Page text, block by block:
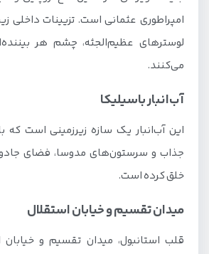
امپراطوری عثمانی است. تزیینات داخلی
لوسترهای عظیم‌الجثه، چشم هر
می‌کنند.
آب‌انبار باسیلیکا
این آب‌انبار یک سازه زیرزمینی است
جذاب و سرستون‌های مدوسا، فضای
خلق کرده است.
میدان تقسیم و خیابان استقلال
قلب استانبول، میدان تقسیم و